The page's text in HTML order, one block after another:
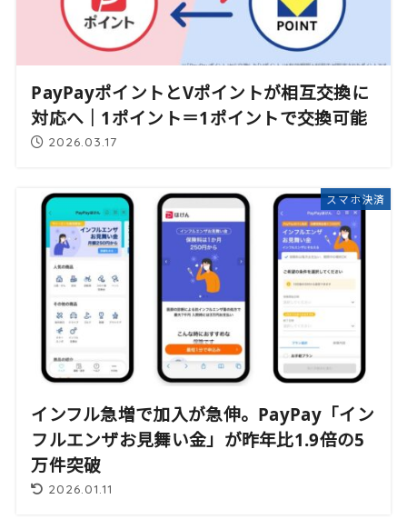
PayPayポイントとVポイントが相互交換に
対応へ｜1ポイント＝1ポイントで交換可能
2026.03.17
スマホ決済
インフル急増で加入が急伸。PayPay「イン
フルエンザお見舞い金」が昨年比1.9倍の5
万件突破
2026.01.11